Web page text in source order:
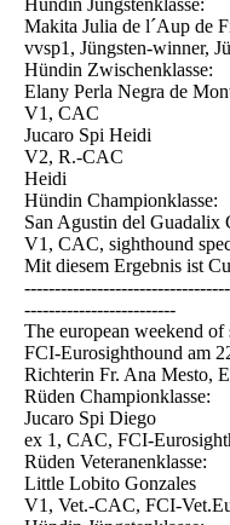
Hündin Jüngstenklasse:
Makita Julia de l´Aup de
vvsp1, Jüngsten-winner,
Hündin Zwischenklasse:
Elany Perla Negra de
V1, CAC
Jucaro Spi Heidi
V2, R.-CAC
Heidi
Hündin Championklasse:
San Agustin del Guadalix
V1, CAC, sighthound
Mit diesem Ergebnis ist
-------------------------
The european weekend of
FCI-Eurosighthound am
Richterin Fr. Ana Mesto, E
Rüden Championklasse:
Jucaro Spi Diego
ex 1, CAC, FCI-
Rüden Veteranenklasse:
Little Lobito Gonzales
V1, Vet.-CAC, FCI-